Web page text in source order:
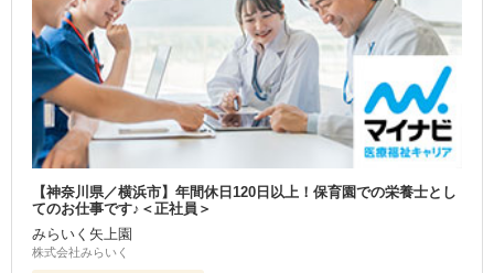
【神奈川県／横浜市】年間休日120日以上！保育園での栄養士とし
てのお仕事です♪＜正社員＞
みらいく矢上園
株式会社みらいく